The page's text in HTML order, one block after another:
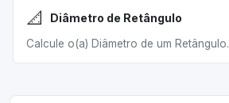
📐 Diâmetro de Retângulo
Calcule o(a) Diâmetro de um Retângulo.